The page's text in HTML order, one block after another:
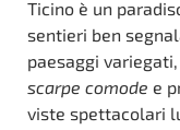
Ticino è un
sentieri ben
paesaggi
scarpe comode e
viste spettacolari